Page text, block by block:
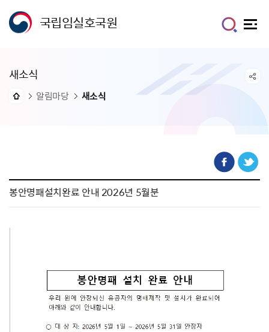
국립임실호국원
새소식
알림마당 새소식
봉안명패설치완료 안내 2026년 5월분